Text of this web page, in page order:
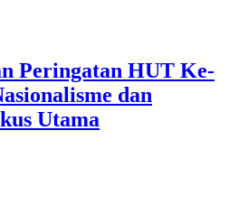
Peringatan HUT Ke-
dan
Utama